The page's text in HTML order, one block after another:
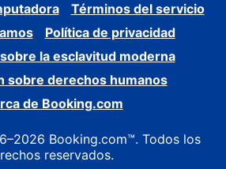
Términos del servicio
Política de privacidad
la esclavitud moderna
sobre derechos humanos
de Booking.com
Booking.com™. Todos los
reservados.